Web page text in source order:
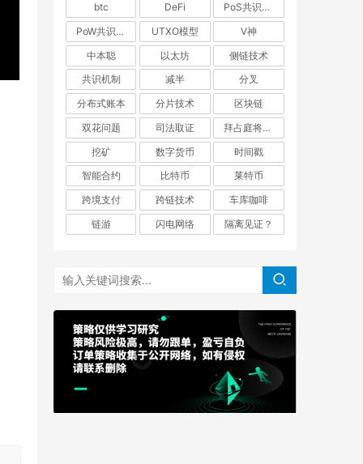
btc DeFi
PoS共识机制
PoW共识机制
UTXO模型
V神
中本聪
以太坊
侧链技术
共识机制
减半
分叉
分布式账本
分片技术
区块链
双花问题
司法取证
拜占庭将军问题
挖矿
数字货币
时间戳
智能合约
比特币
莱特币
跨境支付
跨链技术
车库咖啡
链游
闪电网络 隔离见证？